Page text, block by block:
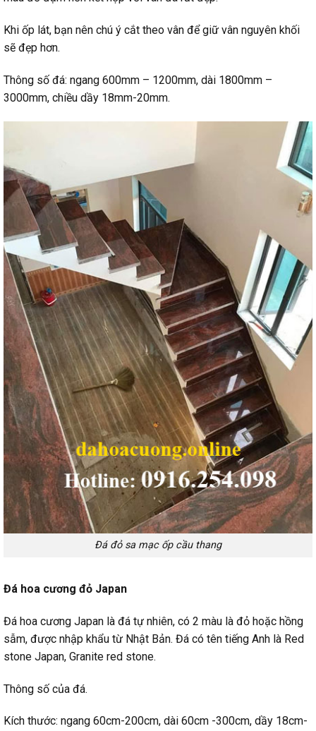
Khi ốp lát, bạn nên chú ý cắt theo vân để giữ vân nguyên khối
sẽ đẹp hơn.
Thông số đá: ngang 600mm – 1200mm, dài 1800mm –
3000mm, chiều dầy 18mm-20mm.
Đá đỏ sa mạc ốp cầu thang
Đá hoa cương đỏ Japan
Đá hoa cương Japan là đá tự nhiên, có 2 màu là đỏ hoặc hồng
sẫm, được nhập khẩu từ Nhật Bản. Đá có tên tiếng Anh là Red
stone Japan, Granite red stone.
Thông số của đá.
Kích thước: ngang 60cm-200cm, dài 60cm -300cm, dầy 18cm-